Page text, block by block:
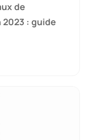
de
: guide